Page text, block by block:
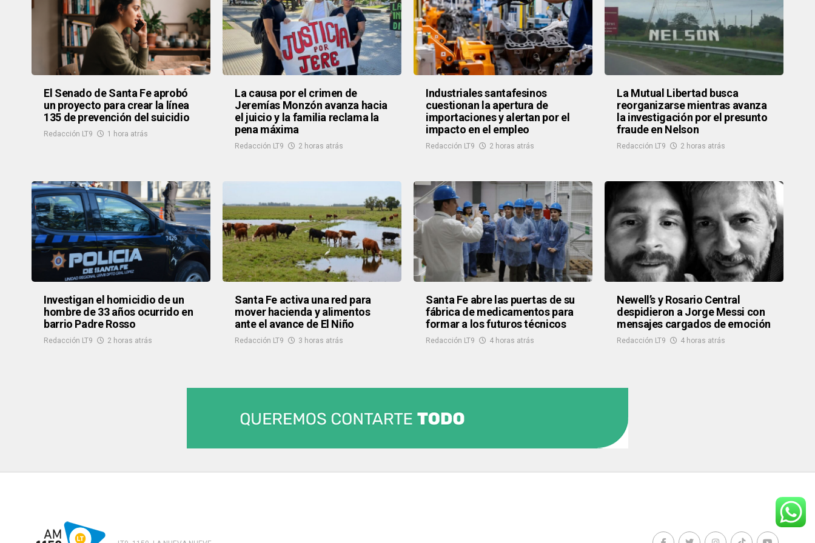
El Senado de Santa Fe aprobó
un proyecto para crear la línea
135 de prevención del suicidio
Redacción LT9 1 hora atrás
La causa por el crimen de
Jeremías Monzón avanza hacia
el juicio y la familia reclama la
pena máxima
Redacción LT9 2 horas atrás
Industriales santafesinos
cuestionan la apertura de
importaciones y alertan por el
impacto en el empleo
Redacción LT9 2 horas atrás
La Mutual Libertad busca
reorganizarse mientras avanza
la investigación por el presunto
fraude en Nelson
Redacción LT9 2 horas atrás
Investigan el homicidio de un
hombre de 33 años ocurrido en
barrio Padre Rosso
Redacción LT9 2 horas atrás
Santa Fe activa una red para
mover hacienda y alimentos
ante el avance de El Niño
Redacción LT9 3 horas atrás
Santa Fe abre las puertas de su
fábrica de medicamentos para
formar a los futuros técnicos
Redacción LT9 4 horas atrás
Newell’s y Rosario Central
despidieron a Jorge Messi con
mensajes cargados de emoción
Redacción LT9 4 horas atrás